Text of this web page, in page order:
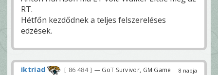
RT.
Hétfőn kezdődnek a teljes felszereléses
edzések.
8 napja
iktriad 86 484
— GoT Survivor, GM Game